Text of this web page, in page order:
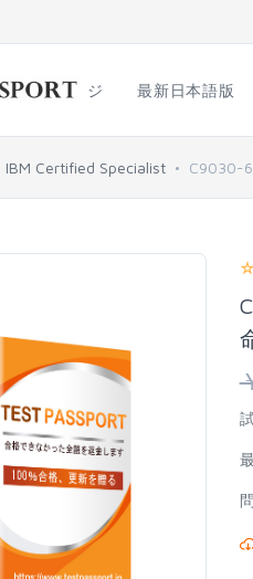
ホームページ 最新日本語版
IBM Certified Specialist C9030-